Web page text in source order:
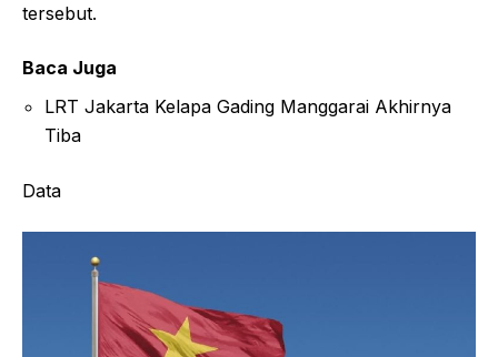
tersebut.
Baca Juga
LRT Jakarta Kelapa Gading Manggarai Akhirnya
Tiba
Data